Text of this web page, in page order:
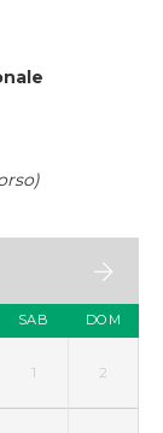
SAB DOM
1 2